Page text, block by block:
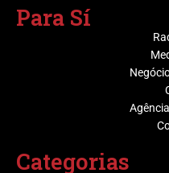
Para Sí
Categorias